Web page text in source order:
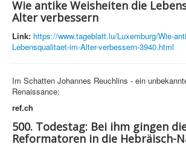
Wie antike Weisheiten die
Alter verbessern
Link: https://www.tageblatt.lu/Luxemburg/Wie-
Lebensqualitaet-im-Alter-verbessern-3940.html
Im Schatten Johannes Reuchlins - ein
Renaissance:
ref.ch
500. Todestag: Bei ihm gingen
Reformatoren in die Hebräisch-